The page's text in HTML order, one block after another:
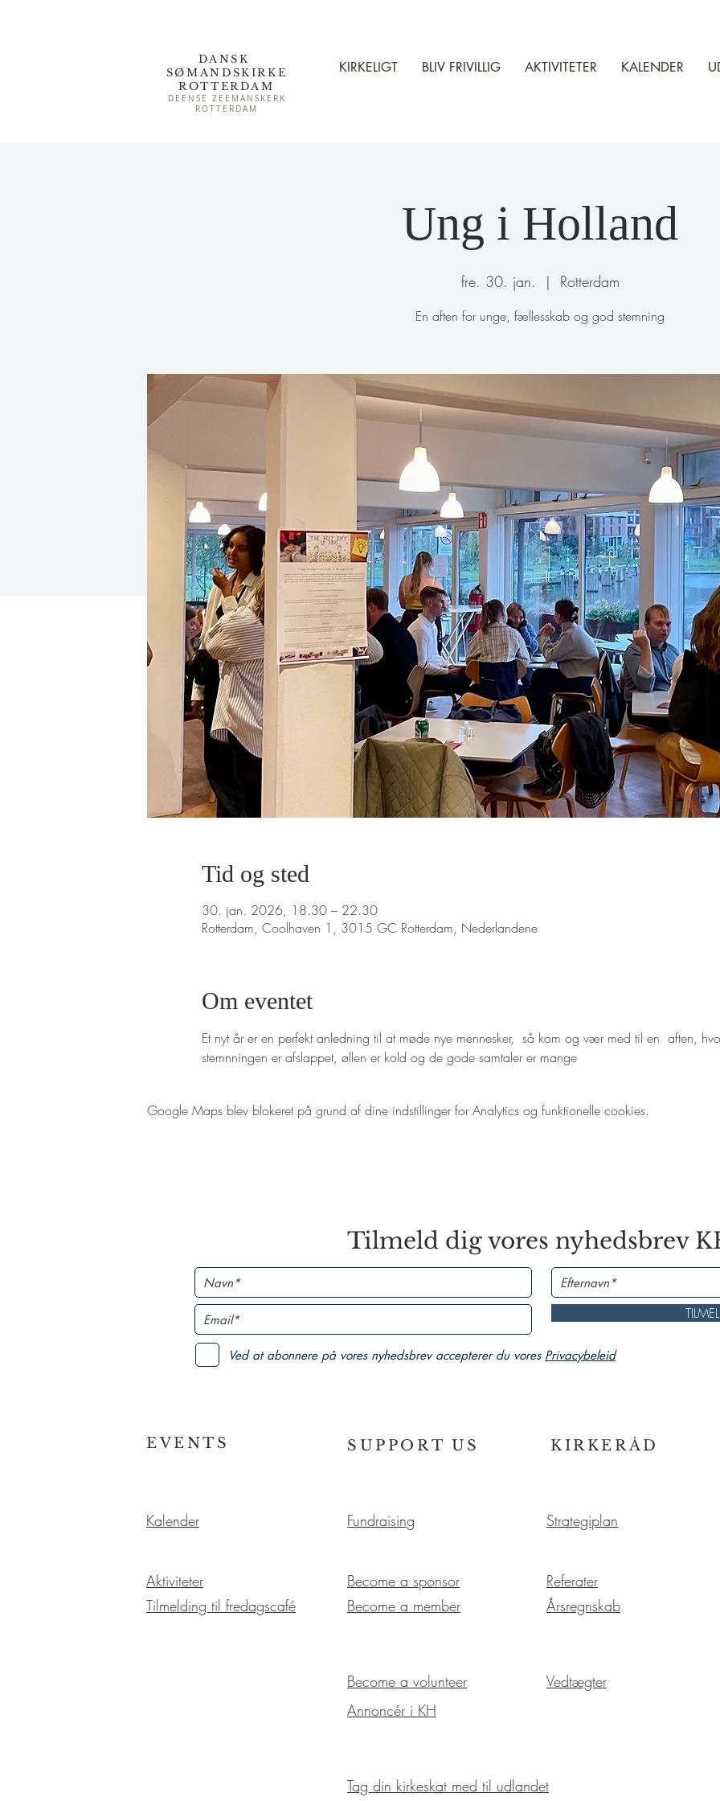
DANSK
SØMANDSKIRKE
ROTTERDAM
DEENSE ZEEMANSKERK
ROTTERDAM
KIRKELIGT BLIV FRIVILLIG AKTIVITETER KALENDER
Ung i Holland
fre. 30. jan.
  |
Rotterdam
En aften for unge, fællesskab og god stemning
Tid og sted
30. jan. 2026, 18.30 – 22.30
Rotterdam, Coolhaven 1, 3015 GC Rotterdam, Nederlandene
Om eventet
Et nyt år er en perfekt anledning til at møde nye mennesker,  så kom og vær med til en  aften,
stemnningen er afslappet, øllen er kold og de gode samtaler er mange
Google Maps blev blokeret på grund af dine indstillinger for Analytics og funktionelle cookies.
Tilmeld dig vores nyhedsbrev
Ved at abonnere på vores nyhedsbrev accepterer du vores Privacybeleid
EVENTS SUPPORT US KIRKERÅD
Kalender
Aktiviteter
Tilmelding til fredagscafé
Fundraising
Become a sponsor
Become a member
Strategiplan
Referater
Årsregnskab
Become a volunteer
Vedtægter
Annoncér i KH
Tag din kirkeskat med til udlandet